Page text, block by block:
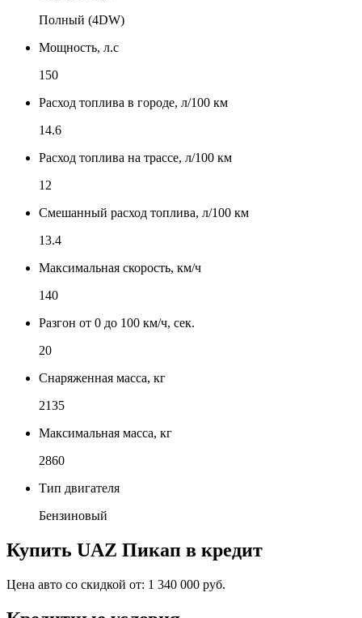
Полный (4DW)
Мощность, л.с
150
Расход топлива в городе, л/100 км
14.6
Расход топлива на трассе, л/100 км
12
Смешанный расход топлива, л/100 км
13.4
Максимальная скорость, км/ч
140
Разгон от 0 до 100 км/ч, сек.
20
Снаряженная масса, кг
2135
Максимальная масса, кг
2860
Тип двигателя
Бензиновый
Купить UAZ Пикап в кредит
Цена авто со скидкой от: 1 340 000 руб.